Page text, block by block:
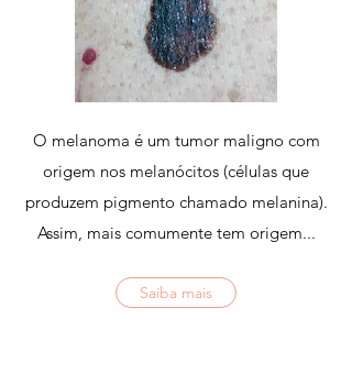
O melanoma é um tumor maligno com
origem nos melanócitos (células que
produzem pigmento chamado melanina).
Assim, mais comumente tem origem...
Saiba mais